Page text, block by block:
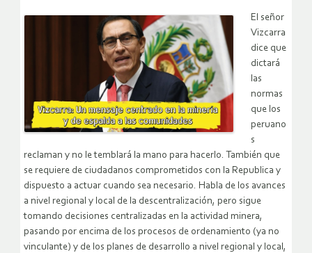
El señor
Vizcarra
dice que
dictará
las
normas
que los
peruano
s
reclaman y no le temblará la mano para hacerlo. También que
se requiere de ciudadanos comprometidos con la Republica y
dispuesto a actuar cuando sea necesario. Habla de los avances
a nivel regional y local de la descentralización, pero sigue
tomando decisiones centralizadas en la actividad minera,
pasando por encima de los procesos de ordenamiento (ya no
vinculante) y de los planes de desarrollo a nivel regional y local,